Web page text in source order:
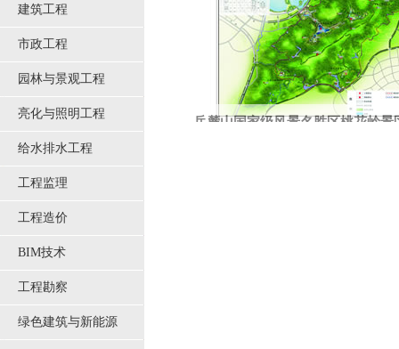
建筑工程
市政工程
园林与景观工程
亮化与照明工程
给水排水工程
工程监理
工程造价
BIM技术
工程勘察
绿色建筑与新能源
岳麓山国家级风景名胜区桃花岭景